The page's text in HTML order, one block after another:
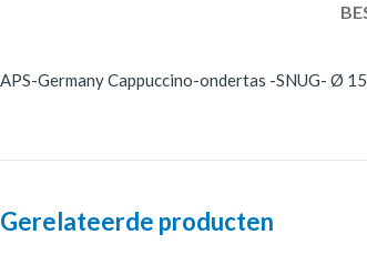
APS-Germany Cappuccino-ondertas -SNUG- Ø
Gerelateerde producten